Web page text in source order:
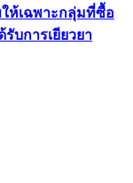
ห้เฉพาะกลุ่มที่ซื้อ
บการเยียวยา